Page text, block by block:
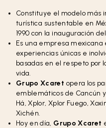
Constituye el modelo más
turística sustentable en
1990 con la inauguración
Es una empresa
experiencias únicas e
basadas en el respeto por
vida.
Grupo Xcaret opera los
emblemáticos de Cancún
Há, Xplor, Xplor Fuego,
Xichén.
Hoy en día, Grupo Xcaret